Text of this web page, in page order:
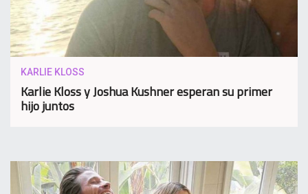
KARLIE KLOSS
Karlie Kloss y Joshua Kushner esperan su primer
hijo juntos